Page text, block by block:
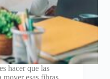
hacer que las
mover esas fibras